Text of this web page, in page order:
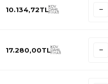
10.134,72TLKDV
DAHİL
FİYATI
17.280,00TLKDV
DAHİL
FİYATI